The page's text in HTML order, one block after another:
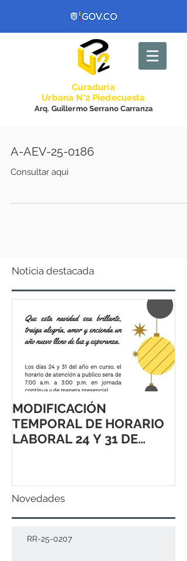
Curaduría
Urbana N°2 Piedecuesta
Arq. Guillermo Serrano Carranza
A-AEV-25-0186
Consultar aqui
Noticia destacada
MODIFICACIÓN
TEMPORAL DE HORARIO
LABORAL 24 Y 31 DE
Novedades
RR-25-0207